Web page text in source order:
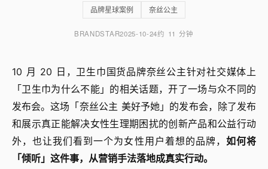
品牌星球案例 奈丝公主
BRANDSTAR2025-10-24约 11 分钟
10 月 20 日，卫生巾国货品牌奈丝公主针对社交媒体上
「卫生巾为什么不能」的相关话题，开了一场与众不同的
发布会。这场「奈丝公主 美好予她」的发布会，除了发布
和展示真正能解决女性生理期困扰的创新产品和公益行动
外，也让我们看到一个为女性用户着想的品牌， 如何将
「倾听」这件事，从营销手法落地成真实行动。